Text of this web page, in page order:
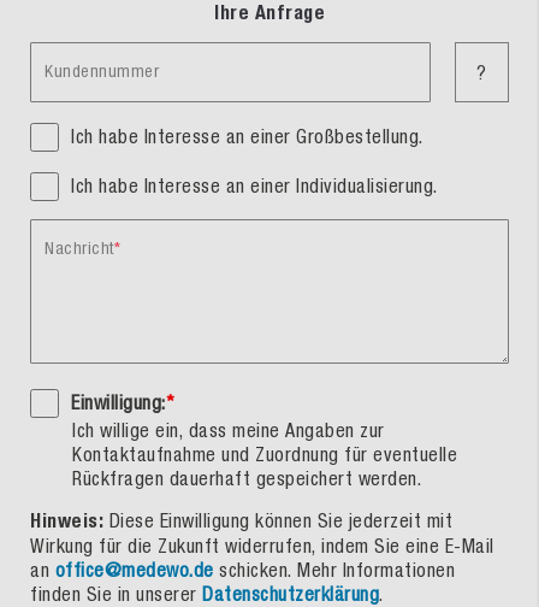
Ihre Anfrage
Kundennummer ?
Ich habe Interesse an einer Großbestellung.
Ich habe Interesse an einer Individualisierung.
Nachricht
Einwilligung:*
Ich willige ein, dass meine Angaben zur
Kontaktaufnahme und Zuordnung für eventuelle
Rückfragen dauerhaft gespeichert werden.
Hinweis: Diese Einwilligung können Sie jederzeit mit
Wirkung für die Zukunft widerrufen, indem Sie eine E-Mail
an office@medewo.de schicken. Mehr Informationen
finden Sie in unserer Datenschutzerklärung.